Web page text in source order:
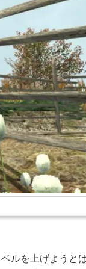
ルを上げようと